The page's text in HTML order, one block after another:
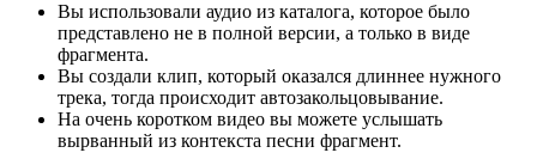
Вы использовали аудио из каталога, которое было
представлено не в полной версии, а только в виде
фрагмента.
Вы создали клип, который оказался длиннее нужного
трека, тогда происходит автозакольцовывание.
На очень коротком видео вы можете услышать
вырванный из контекста песни фрагмент.